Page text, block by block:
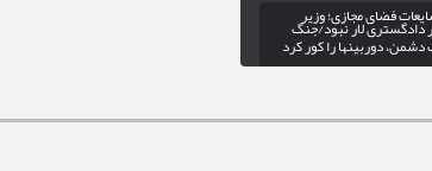
فضای مجازی؛ وزیر
دادگستری لار نبود/جنگ
دوربینها را کور کرد